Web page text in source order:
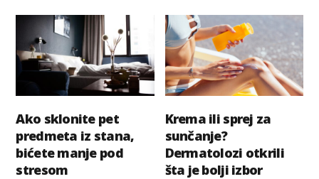
Ako sklonite pet
predmeta iz stana,
bićete manje pod
stresom
Krema ili sprej za
sunčanje?
Dermatolozi otkrili
šta je bolji izbor